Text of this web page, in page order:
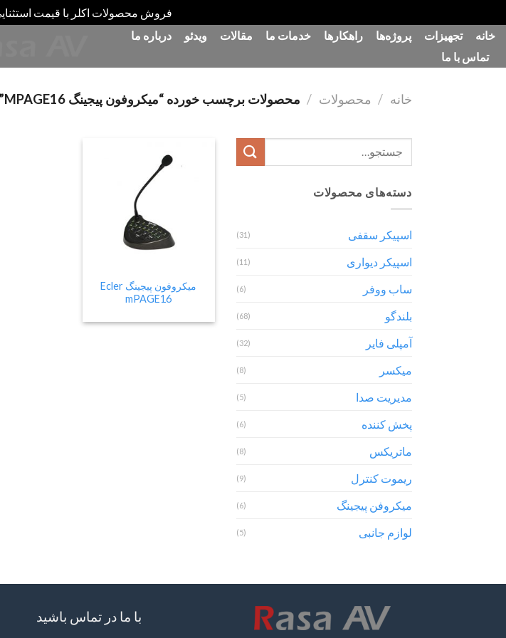
فروش محصولات اکلر با قیمت
پرش
محتوا
خانه تجهیزات پروژه‌ها راهکارها خدمات ما مقالات ویدئو
درباره ما
تماس با ما
خانه / محصولات / محصولات برچسب خورده “میکروفون پیجینگ MPAGE16”
دسته‌های محصولات
اسپیکر سقفی (31)
اسپیکر دیواری (11)
ساب ووفر (6)
بلندگو (68)
آمپلی فایر (32)
میکسر (8)
مدیریت صدا (5)
پخش کننده (6)
ماتریکس (8)
ریموت کنترل (9)
میکروفن پیجینگ (6)
لوازم جانبی (5)
میکروفون پیجینگ Ecler
mPAGE16
با ما در تماس باشید